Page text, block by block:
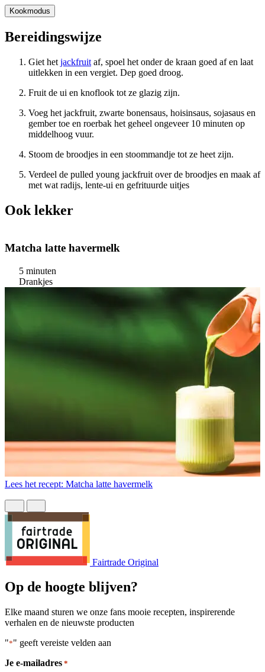
Kookmodus
Bereidingswijze
Giet het jackfruit af, spoel het onder de kraan goed af en laat
uitlekken in een vergiet. Dep goed droog.
Fruit de ui en knoflook tot ze glazig zijn.
Voeg het jackfruit, zwarte bonensaus, hoisinsaus, sojasaus en
gember toe en roerbak het geheel ongeveer 10 minuten op
middelhoog vuur.
Stoom de broodjes in een stoommandje tot ze heet zijn.
Verdeel de pulled young jackfruit over de broodjes en maak af
met wat radijs, lente-ui en gefrituurde uitjes
Ook lekker
Matcha latte havermelk
5 minuten
Drankjes
Lees het recept: Matcha latte havermelk
Fairtrade Original
Op de hoogte blijven?
Elke maand sturen we onze fans mooie recepten, inspirerende
verhalen en de nieuwste producten
"*" geeft vereiste velden aan
Je e-mailadres *